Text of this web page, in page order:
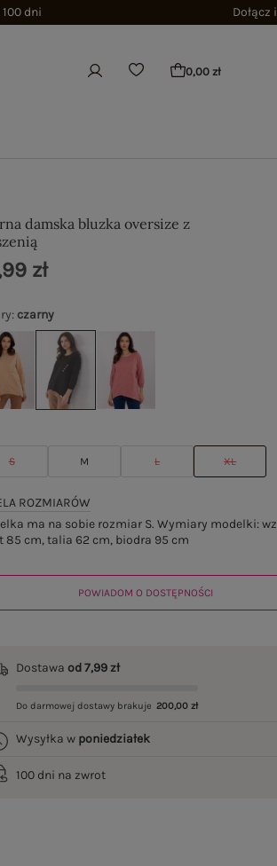
dni Dołącz
0,00 zł
damska bluzka oversize z
: czarny
S M L XL
ROZMIARÓW
ma na sobie rozmiar S. Wymiary modelki:
85 cm, talia 62 cm, biodra 95 cm
zł
POWIADOM O DOSTĘPNOŚCI
Dostawaod 7,99 zł
Do darmowej dostawy brakuje 200,00 zł
Wysyłka w poniedziałek
100 dni na zwrot